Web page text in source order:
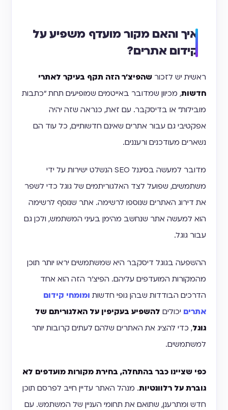
איך והאם מקור מועדף משפיע על
קידום אתרים?
ראשית יש לזכור שהפיצ'ר הזה תקף בעיקר לאתרי
חדשות, מכיוון שמדובר באייטמים שמופיעים תחת "כתבות
מובילות" או בדיסקבר. עם זאת, כנראה שזה יהיה
אפקטיבי גם עבור אתרים שאינם חדשותיים, כל עוד הם
נשארים מעודכנים ורעננים.
מדובר למעשה בסיגנל SEO הנשלט ישירות על ידי
משתמשים, שפועל לצד האלגוריתמים של גוגל כדי לשפר
את דירוג האתרים שנוספו לרשימה. אתר שנוסף לרשימה
הוא למעשה אתר שנחשב מהימן בעיני המשתמש, ולכן גם
עבור גוגל.
ההשפעה בגוגל דיסקבר היא שמשתמשים יראו יותר תוכן
מהמקורות המועדפים עליהם. הפיצ'ר הזה הוא אחד
הדרכים הבודדות שבהן גופי חדשות ומומחי קידום
אתרים יכולים להשפיע בעקיפין על האלגוריתם של
גוגל, כדי להציג את האתרים שלהם לעתים קרובות יותר
למשתמשים.
כפי שציינו כבר בהתחלה, בחירת מקורות מועדפים לא
גוברת על רלוונטיות. מנהל האתר עדיין חייב לפרסם תוכן
חדש ומתרענן, שתואם את תחומי העניין של המשתמש. עם